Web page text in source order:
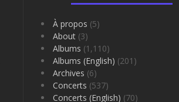
À propos (5)
About (3)
Albums (1,110)
Albums (English) (201)
Archives (6)
Concerts (537)
Concerts (English) (70)